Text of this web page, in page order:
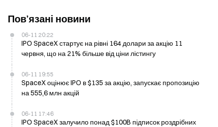
Пов’язані новини
06-11 20:22
IPO SpaceX стартує на рівні 164 долари за акцію 11
червня, що на 21% більше від ціни лістингу
06-11 19:55
SpaceX оцінює IPO в $135 за акцію, запускає пропозицію
на 555,6 млн акцій
06-11 17:46
IPO SpaceX залучило понад $100B підписок роздрібних